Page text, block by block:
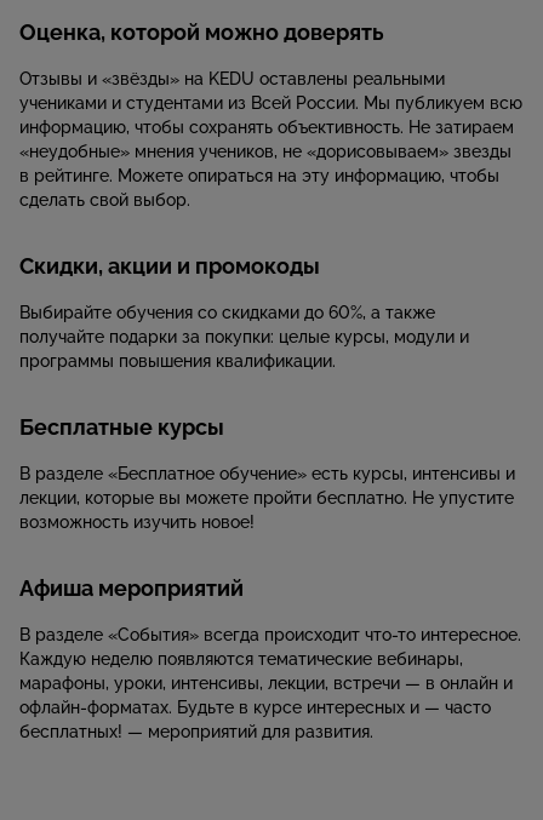
Оценка, которой можно доверять
Отзывы и «звёзды» на KEDU оставлены реальными
учениками и студентами из Всей России. Мы публикуем всю
информацию, чтобы сохранять объективность. Не затираем
«неудобные» мнения учеников, не «дорисовываем» звезды
в рейтинге. Можете опираться на эту информацию, чтобы
сделать свой выбор.
Скидки, акции и промокоды
Выбирайте обучения со скидками до 60%, а также
получайте подарки за покупки: целые курсы, модули и
программы повышения квалификации.
Бесплатные курсы
В разделе «Бесплатное обучение» есть курсы, интенсивы и
лекции, которые вы можете пройти бесплатно. Не упустите
возможность изучить новое!
Афиша мероприятий
В разделе «События» всегда происходит что-то интересное.
Каждую неделю появляются тематические вебинары,
марафоны, уроки, интенсивы, лекции, встречи — в онлайн и
офлайн-форматах. Будьте в курсе интересных и — часто
бесплатных! — мероприятий для развития.